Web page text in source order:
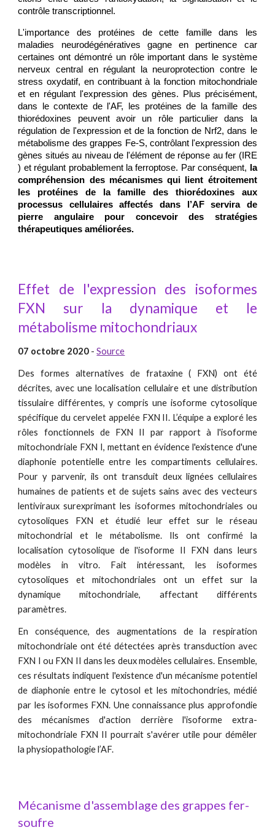
contrôle transcriptionnel.
L'importance des protéines de cette famille dans les
maladies neurodégénératives gagne en pertinence car
certaines ont démontré un rôle important dans le système
nerveux central en régulant la neuroprotection contre le
stress oxydatif, en contribuant à la fonction mitochondriale
et en régulant l'expression des gènes. Plus précisément,
dans le contexte de l'AF, les protéines de la famille des
thiorédoxines peuvent avoir un rôle particulier dans la
régulation de l'expression et de la fonction de Nrf2, dans le
métabolisme des grappes Fe-S, contrôlant l'expression des
gènes situés au niveau de l'élément de réponse au fer (IRE
) et régulant probablement la ferroptose. Par conséquent, la
compréhension des mécanismes qui lient étroitement
les protéines de la famille des thiorédoxines aux
processus cellulaires affectés dans l’AF servira de
pierre angulaire pour concevoir des stratégies
thérapeutiques améliorées.
Effet de l'expression des isoformes
FXN sur la dynamique et le
métabolisme mitochondriaux
07 octobre 2020 -Source
Des formes alternatives de frataxine ( FXN) ont été
décrites, avec une localisation cellulaire et une distribution
tissulaire différentes, y compris une isoforme cytosolique
spécifique du cervelet appelée FXN II. L’équipe a exploré les
rôles fonctionnels de FXN II par rapport à l'isoforme
mitochondriale FXN I, mettant en évidence l'existence d'une
diaphonie potentielle entre les compartiments cellulaires.
Pour y parvenir, ils ont transduit deux lignées cellulaires
humaines de patients et de sujets sains avec des vecteurs
lentiviraux surexprimant les isoformes mitochondriales ou
cytosoliques FXN et étudié leur effet sur le réseau
mitochondrial et le métabolisme. Ils ont confirmé la
localisation cytosolique de l'isoforme II FXN dans leurs
modèles in vitro. Fait intéressant, les isoformes
cytosoliques et mitochondriales ont un effet sur la
dynamique mitochondriale, affectant différents
paramètres.
En conséquence, des augmentations de la respiration
mitochondriale ont été détectées après transduction avec
FXN I ou FXN II dans les deux modèles cellulaires. Ensemble,
ces résultats indiquent l'existence d'un mécanisme potentiel
de diaphonie entre le cytosol et les mitochondries, médié
par les isoformes FXN. Une connaissance plus approfondie
des mécanismes d'action derrière l'isoforme extra-
mitochondriale FXN II pourrait s'avérer utile pour démêler
la physiopathologie l’AF.
Mécanisme d'assemblage des grappes fer-
soufre